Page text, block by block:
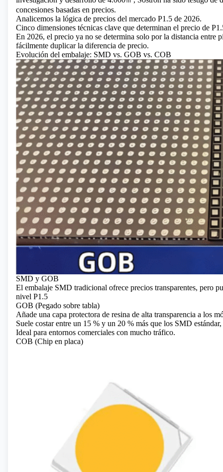
concesiones basadas en precios.
Analicemos la lógica de precios del mercado P1.5 de 2026.
Cinco dimensiones técnicas clave que determinan el precio de
En 2026, el precio ya no se determina solo por la distancia entre
fácilmente duplicar la diferencia de precio.
Evolución del embalaje: SMD vs. GOB vs. COB
SMD y GOB
El embalaje SMD tradicional ofrece precios transparentes, pero
nivel P1.5
GOB (Pegado sobre tabla)
Añade una capa protectora de resina de alta transparencia a los
Suele costar entre un 15 % y un 20 % más que los SMD
Ideal para entornos comerciales con mucho tráfico.
COB (Chip en placa)